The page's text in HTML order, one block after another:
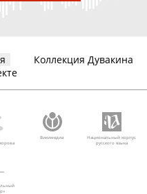
Коллекция Дувакина
Викимедиа
Национальный корпус
русского языка